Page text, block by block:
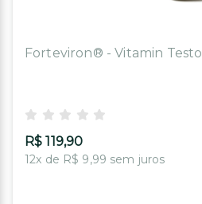
Forteviron® - Vitamin Testo
R$ 119,90
12x de R$ 9,99 sem juros